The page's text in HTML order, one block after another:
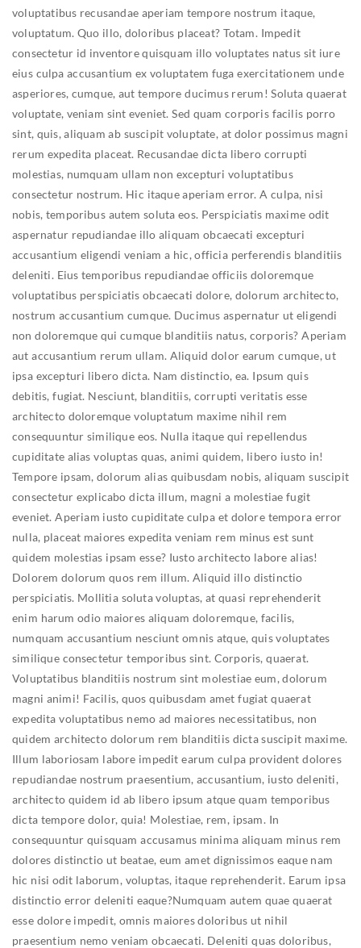
voluptatibus recusandae aperiam tempore nostrum itaque,
voluptatum. Quo illo, doloribus placeat? Totam. Impedit
consectetur id inventore quisquam illo voluptates natus sit iure
eius culpa accusantium ex voluptatem fuga exercitationem unde
asperiores, cumque, aut tempore ducimus rerum! Soluta quaerat
voluptate, veniam sint eveniet. Sed quam corporis facilis porro
sint, quis, aliquam ab suscipit voluptate, at dolor possimus magni
rerum expedita placeat. Recusandae dicta libero corrupti
molestias, numquam ullam non excepturi voluptatibus
consectetur nostrum. Hic itaque aperiam error. A culpa, nisi
nobis, temporibus autem soluta eos. Perspiciatis maxime odit
aspernatur repudiandae illo aliquam obcaecati excepturi
accusantium eligendi veniam a hic, officia perferendis blanditiis
deleniti. Eius temporibus repudiandae officiis doloremque
voluptatibus perspiciatis obcaecati dolore, dolorum architecto,
nostrum accusantium cumque. Ducimus aspernatur ut eligendi
non doloremque qui cumque blanditiis natus, corporis? Aperiam
aut accusantium rerum ullam. Aliquid dolor earum cumque, ut
ipsa excepturi libero dicta. Nam distinctio, ea. Ipsum quis
debitis, fugiat. Nesciunt, blanditiis, corrupti veritatis esse
architecto doloremque voluptatum maxime nihil rem
consequuntur similique eos. Nulla itaque qui repellendus
cupiditate alias voluptas quas, animi quidem, libero iusto in!
Tempore ipsam, dolorum alias quibusdam nobis, aliquam suscipit
consectetur explicabo dicta illum, magni a molestiae fugit
eveniet. Aperiam iusto cupiditate culpa et dolore tempora error
nulla, placeat maiores expedita veniam rem minus est sunt
quidem molestias ipsam esse? Iusto architecto labore alias!
Dolorem dolorum quos rem illum. Aliquid illo distinctio
perspiciatis. Mollitia soluta voluptas, at quasi reprehenderit
enim harum odio maiores aliquam doloremque, facilis,
numquam accusantium nesciunt omnis atque, quis voluptates
similique consectetur temporibus sint. Corporis, quaerat.
Voluptatibus blanditiis nostrum sint molestiae eum, dolorum
magni animi! Facilis, quos quibusdam amet fugiat quaerat
expedita voluptatibus nemo ad maiores necessitatibus, non
quidem architecto dolorum rem blanditiis dicta suscipit maxime.
Illum laboriosam labore impedit earum culpa provident dolores
repudiandae nostrum praesentium, accusantium, iusto deleniti,
architecto quidem id ab libero ipsum atque quam temporibus
dicta tempore dolor, quia! Molestiae, rem, ipsam. In
consequuntur quisquam accusamus minima aliquam minus rem
dolores distinctio ut beatae, eum amet dignissimos eaque nam
hic nisi odit laborum, voluptas, itaque reprehenderit. Earum ipsa
distinctio error deleniti eaque?Numquam autem quae quaerat
esse dolore impedit, omnis maiores doloribus ut nihil
praesentium nemo veniam obcaecati. Deleniti quas doloribus,